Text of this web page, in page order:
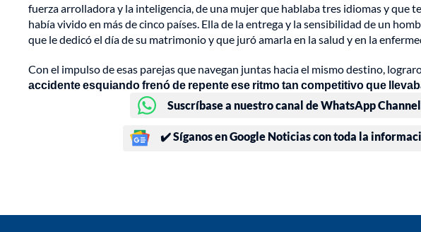
fuerza arrolladora y la inteligencia, de una mujer que hablaba tres idiomas y que
había vivido en más de cinco países. Ella de la entrega y la sensibilidad de un
que le dedicó el día de su matrimonio y que juró amarla en la salud y en la
Con el impulso de esas parejas que navegan juntas hacia el mismo destino,
accidente esquiando frenó de repente ese ritmo tan competitivo que
Suscríbase a nuestro canal de WhatsApp
✔️ Síganos en Google Noticias con toda la